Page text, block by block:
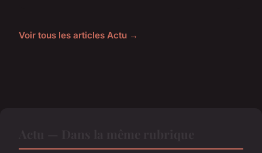
Voir tous les articles Actu →